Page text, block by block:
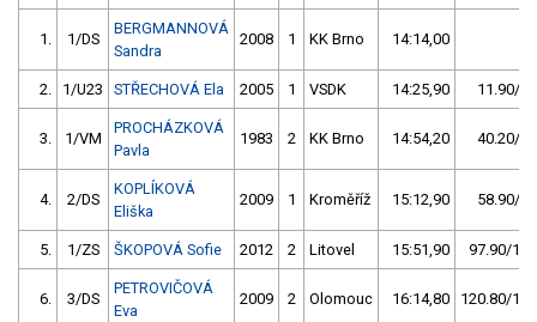
1. 1/DS
BERGMANNOVÁ
Sandra
2008 1 KK Brno 14:14,00
2. 1/U23 STŘECHOVÁ Ela 2005 1 VSDK 14:25,90 11.90/
3. 1/VM
PROCHÁZKOVÁ
Pavla
1983 2 KK Brno 14:54,20 40.20/
4. 2/DS
KOPLÍKOVÁ
Eliška
2009 1 Kroměříž 15:12,90 58.90/
5. 1/ZS ŠKOPOVÁ Sofie 2012 2 Litovel 15:51,90 97.90/
6. 3/DS
PETROVIČOVÁ
Eva
2009 2 Olomouc 16:14,80 120.80/